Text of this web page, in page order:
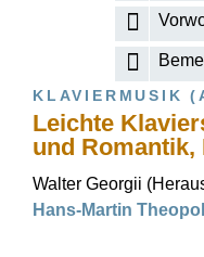
KLAVIERMUSIK
Leichte
und Romantik,
Walter Georgii
Hans-Martin